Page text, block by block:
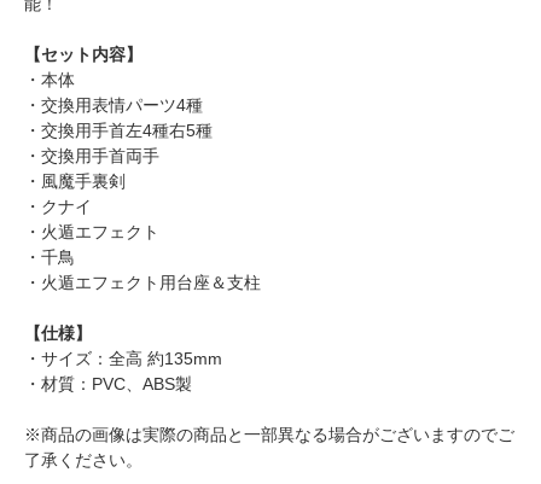
【セット内容】
・本体
・交換用表情パーツ4種
・交換用手首左4種右5種
・交換用手首両手
・風魔手裏剣
・クナイ
・火遁エフェクト
・千鳥
・火遁エフェクト用台座＆支柱
【仕様】
・サイズ：全高 約135mm
・材質：PVC、ABS製
※商品の画像は実際の商品と一部異なる場合がございますのでご
了承ください。